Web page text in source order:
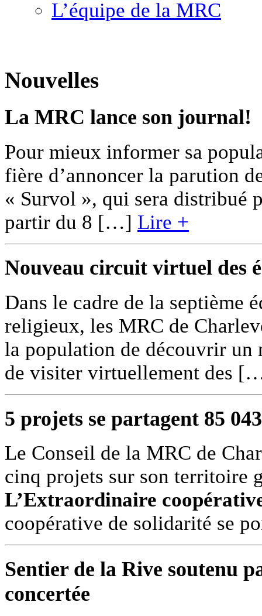
L’équipe de la MRC
Nouvelles
La MRC lance son journal!
Pour mieux informer sa
fière d’annoncer la parution
« Survol », qui sera distribué
partir du 8 […] Lire +
Nouveau circuit virtuel des
Dans le cadre de la septième
religieux, les MRC de
la population de découvrir
de visiter virtuellement des
5 projets se partagent 85
Le Conseil de la MRC de
cinq projets sur son territoire
L’Extraordinaire
coopérative de solidarité se
Sentier de la Rive soutenu
concertée